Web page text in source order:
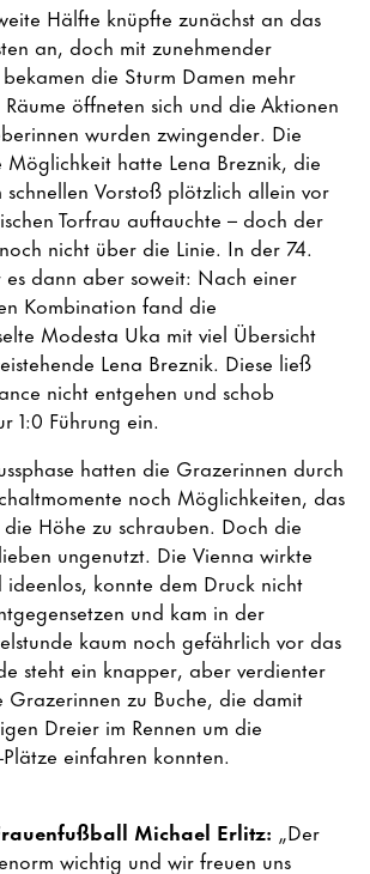
Hälfte knüpfte zunächst an das
an, doch mit zunehmender
die Sturm Damen mehr
öffneten sich und die Aktionen
wurden zwingender. Die
Möglichkeit hatte Lena Breznik, die
schnellen Vorstoß plötzlich allein vor
Torfrau auftauchte – doch der
nicht über die Linie. In der 74.
dann aber soweit: Nach einer
Kombination fand die
Modesta Uka mit viel Übersicht
Lena Breznik. Diese ließ
nicht entgehen und schob
1:0 Führung ein.
hatten die Grazerinnen durch
noch Möglichkeiten, das
Höhe zu schrauben. Doch die
ungenutzt. Die Vienna wirkte
ideenlos, konnte dem Druck nicht
und kam in der
kaum noch gefährlich vor das
steht ein knapper, aber verdienter
Grazerinnen zu Buche, die damit
Dreier im Rennen um die
einfahren konnten.
Michael Erlitz: „Der
wichtig und wir freuen uns